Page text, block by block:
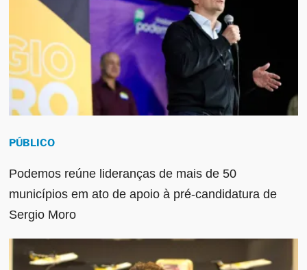
PÚBLICO
Podemos reúne lideranças de mais de 50
municípios em ato de apoio à pré-candidatura de
Sergio Moro